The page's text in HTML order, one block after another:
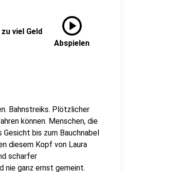
viel Geld
play_circle
Abspielen
Bahnstreiks. Plötzlicher
können. Menschen, die
bis zum Bauchnabel
diesem Kopf von Laura
scharfer
nie ganz ernst gemeint.